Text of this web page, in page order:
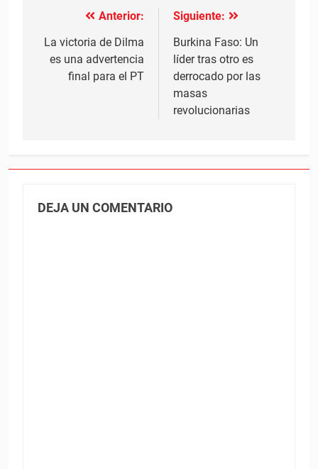
Navegación
de
entradas
Anterior:
La victoria de Dilma
es una advertencia
final para el PT
Siguiente:
Burkina Faso: Un
líder tras otro es
derrocado por las
masas
revolucionarias
DEJA UN COMENTARIO